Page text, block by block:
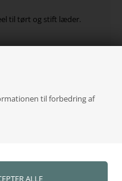
til forbedring af
til tørt og stift læder.
minutter
en ren klud